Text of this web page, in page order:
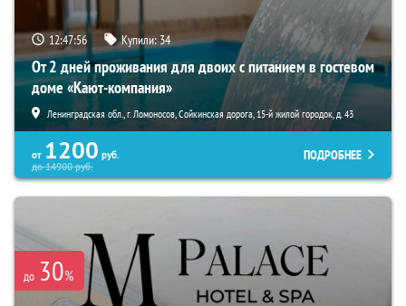
12:47:54 Купили:34
От 2 дней проживания для двоих с питанием в гостевом
доме «Кают-компания»
Ленинградская обл., г. Ломоносов, Сойкинская дорога, 15-й жилой городок, д. 43
от 1200 руб.
до14900руб.
ПОДРОБНЕЕ
до 30%